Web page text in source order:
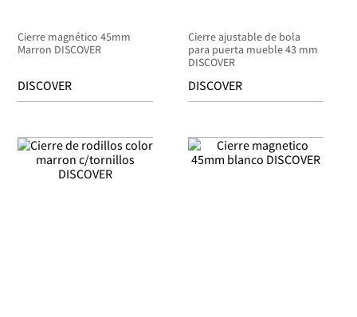
Cierre magnético 45mm
Marron DISCOVER
DISCOVER
Cierre ajustable de bola
para puerta mueble 43 mm
DISCOVER
DISCOVER